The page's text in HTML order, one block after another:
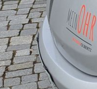
News
Leihsysteme Hörversorgung